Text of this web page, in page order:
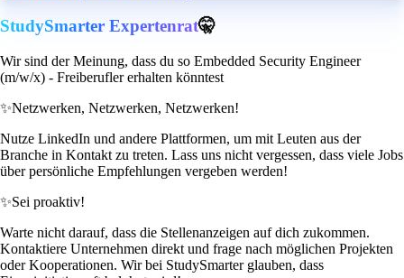
StudySmarter Expertenrat🤫
Wir sind der Meinung, dass du so Embedded Security Engineer
(m/w/x) - Freiberufler erhalten könntest
✨Netzwerken, Netzwerken, Netzwerken!
Nutze LinkedIn und andere Plattformen, um mit Leuten aus der
Branche in Kontakt zu treten. Lass uns nicht vergessen, dass viele Jobs
über persönliche Empfehlungen vergeben werden!
✨Sei proaktiv!
Warte nicht darauf, dass die Stellenanzeigen auf dich zukommen.
Kontaktiere Unternehmen direkt und frage nach möglichen Projekten
oder Kooperationen. Wir bei StudySmarter glauben, dass